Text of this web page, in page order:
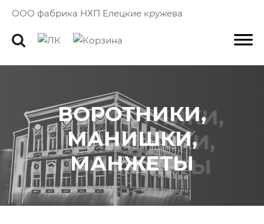
ООО фабрика НХП Елецкие кружева
ВОРОТНИКИ,
МАНИШКИ,
МАНЖЕТЫ